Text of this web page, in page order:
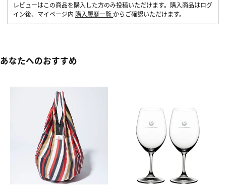
レビューはこの商品を購入した方のみ投稿いただけます。購入商品はログ
イン後、マイページ内 購入履歴一覧 からご確認いただけます。
あなたへのおすすめ